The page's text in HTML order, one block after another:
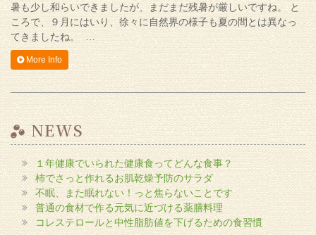
暑も少し和らいできましたが、まだまだ残暑が厳しいですね。 と
ころで、９月にはいり、徐々に自然界の様子も夏の間とは異なっ
てきましたね。 …
More Info
NEWS
１年健康でいられた健康食ってどんな食事？
柿でさっと作れるお肌乾燥予防のサラダ
不眠、また眠れない！っと焦らないことです
普通の食材で作る元気に近づける薬膳料理
コレステロールと中性脂肪値を下げるための食習慣